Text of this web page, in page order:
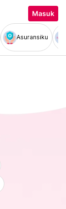
Masuk
Asuransiku